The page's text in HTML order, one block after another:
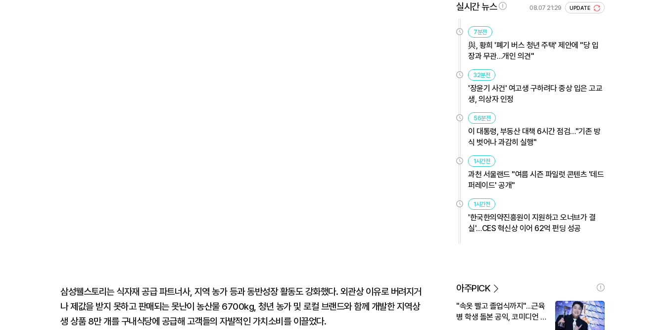
삼성웰스토리는 식자재 공급 파트너사, 지역 농가 등과 동반성장 활동도 강화했다. 외관상 이유로 버려지거
나 제값을 받지 못하고 판매되는 못난이 농산물 6700kg, 청년 농가 및 로컬 브랜드와 함께 개발한 지역상
생 상품 8만 개를 구내식당에 공급해 고객들의 자발적인 가치소비를 이끌었다.
실시간 뉴스 08.07 21:29 UPDATE
7분전
與, 황희 '폐기 버스 청년 주택' 제안에 "당 입
장과 무관…개인 의견"
32분전
'장윤기 사건' 여고생 구하려다 중상 입은 고교
생, 의상자 인정
56분전
이 대통령, 부동산 대책 6시간 점검…"기존 방
식 벗어나 과감히 실행"
1시간전
과천 서울랜드 "여름 시즌 파일럿 콘텐츠 '데드
퍼레이드' 공개"
1시간전
'한국한의약진흥원이 지원하고 오너브가 결
실'…CES 혁신상 이어 62억 펀딩 성공
아주PICK
"속옷 빨고 졸업식까지"…근육
병 학생 돌본 공익, 코미디언 김